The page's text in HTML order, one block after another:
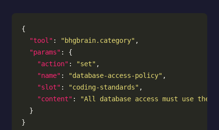
"tool" : "bhgbrain.category"
"params"
"action" : "set"
"name" : "database-access-policy"
"slot" : "coding-standards"
"content" :
"All database access must use